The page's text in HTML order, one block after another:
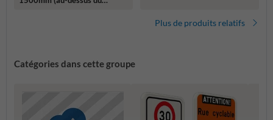
Plus de produits relatifs
Catégories dans cette groupe